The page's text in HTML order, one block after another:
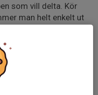
som vill delta. Kör
man helt enkelt ut
Bates som har tränat
där bland annat EM